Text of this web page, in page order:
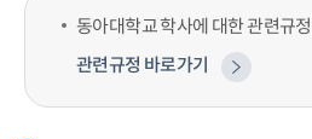
동아대학교 학사에 대한 관련규
관련규정 바로가기